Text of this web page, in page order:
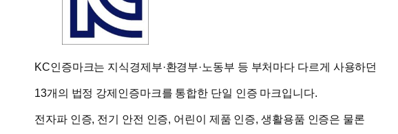
KC인증마크는 지식경제부·환경부·노동부 등 부처마다 다르게 사용하던
13개의 법정 강제인증마크를 통합한 단일 인증 마크입니다.
전자파 인증, 전기 안전 인증, 어린이 제품 인증, 생활용품 인증은 물론